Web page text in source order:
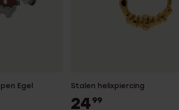
Egel Stalen helixpiercing
24 99